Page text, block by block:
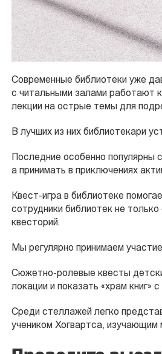
Современные библиотеки уже
с читальными залами работают
лекции на острые темы для
В лучших из них библиотекари
Последние особенно популярны
а принимать в приключениях
Квест-игра в библиотеке
сотрудники библиотек не
квесторий.
Мы регулярно принимаем
Сюжетно-ролевые квесты
локации и показать «храм книг»
Среди стеллажей легко
учеником Хогвартса, изучающим